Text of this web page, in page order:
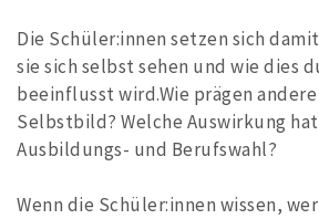
Die Schüler:innen setzen sich
sie sich selbst sehen und wie dies
beeinflusst wird.Wie prägen
Selbstbild? Welche Auswirkung
Ausbildungs- und Berufswahl?
Wenn die Schüler:innen wissen,